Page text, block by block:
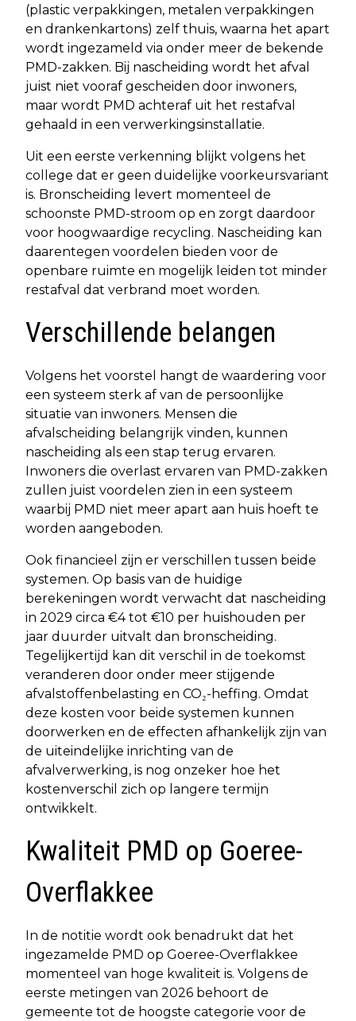
(plastic verpakkingen, metalen verpakkingen
en drankenkartons) zelf thuis, waarna het apart
wordt ingezameld via onder meer de bekende
PMD-zakken. Bij nascheiding wordt het afval
juist niet vooraf gescheiden door inwoners,
maar wordt PMD achteraf uit het restafval
gehaald in een verwerkingsinstallatie.
Uit een eerste verkenning blijkt volgens het
college dat er geen duidelijke voorkeursvariant
is. Bronscheiding levert momenteel de
schoonste PMD-stroom op en zorgt daardoor
voor hoogwaardige recycling. Nascheiding kan
daarentegen voordelen bieden voor de
openbare ruimte en mogelijk leiden tot minder
restafval dat verbrand moet worden.
Verschillende belangen
Volgens het voorstel hangt de waardering voor
een systeem sterk af van de persoonlijke
situatie van inwoners. Mensen die
afvalscheiding belangrijk vinden, kunnen
nascheiding als een stap terug ervaren.
Inwoners die overlast ervaren van PMD-zakken
zullen juist voordelen zien in een systeem
waarbij PMD niet meer apart aan huis hoeft te
worden aangeboden.
Ook financieel zijn er verschillen tussen beide
systemen. Op basis van de huidige
berekeningen wordt verwacht dat nascheiding
in 2029 circa €4 tot €10 per huishouden per
jaar duurder uitvalt dan bronscheiding.
Tegelijkertijd kan dit verschil in de toekomst
veranderen door onder meer stijgende
afvalstoffenbelasting en CO₂-heffing. Omdat
deze kosten voor beide systemen kunnen
doorwerken en de effecten afhankelijk zijn van
de uiteindelijke inrichting van de
afvalverwerking, is nog onzeker hoe het
kostenverschil zich op langere termijn
ontwikkelt.
Kwaliteit PMD op Goeree-
Overflakkee
In de notitie wordt ook benadrukt dat het
ingezamelde PMD op Goeree-Overflakkee
momenteel van hoge kwaliteit is. Volgens de
eerste metingen van 2026 behoort de
gemeente tot de hoogste categorie voor de